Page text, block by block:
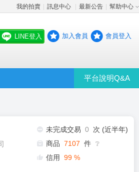
我的拍賣 訊息中心 最新公告 幫助中心
LINE登入 加入會員 會員登入
平台說明Q&A
未完成交易 0
次 (近半年)
商品 7107 件 ❔
信用 99 %